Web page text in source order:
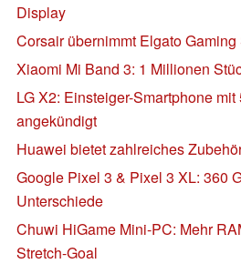
Display
Corsair übernimmt Elgato
Xiaomi Mi Band 3: 1 Millionen
LG X2: Einsteiger-Smartphone
angekündigt
Huawei bietet zahlreiches
Google Pixel 3 & Pixel 3 XL: 360
Unterschiede
Chuwi HiGame Mini-PC: Mehr
Stretch-Goal